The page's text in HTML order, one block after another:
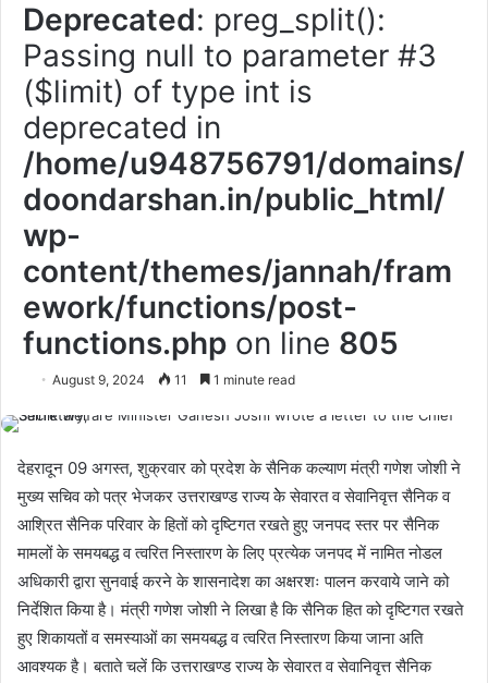
Deprecated: preg_split():
Passing null to parameter #3
($limit) of type int is
deprecated in
/home/u948756791/domains/
doondarshan.in/public_html/
wp-
content/themes/jannah/fram
ework/functions/post-
functions.php on line 805
August 9, 2024 11 1 minute read
देहरादून 09 अगस्त, शुक्रवार को प्रदेश के सैनिक कल्याण मंत्री गणेश जोशी ने
मुख्य सचिव को पत्र भेजकर उत्तराखण्ड राज्य केे सेवारत व सेवानिवृत्त सैनिक व
आश्रित सैनिक परिवार के हितों को दृष्टिगत रखते हुए़ जनपद स्तर पर सैनिक
मामलों के समयबद्ध व त्वरित निस्तारण के लिए प्रत्येक जनपद में नामित नोडल
अधिकारी द्वारा सुनवाई करने के शासनादेश का अक्षरशः पालन करवाये जाने को
निर्देशित किया है। मंत्री गणेश जोशी ने लिखा है कि सैनिक हित को दृष्टिगत रखते
हुए शिकायतों व समस्याओं का समयबद्ध व त्वरित निस्तारण किया जाना अति
आवश्यक है। बताते चलें कि उत्तराखण्ड राज्य केे सेवारत व सेवानिवृत्त सैनिक